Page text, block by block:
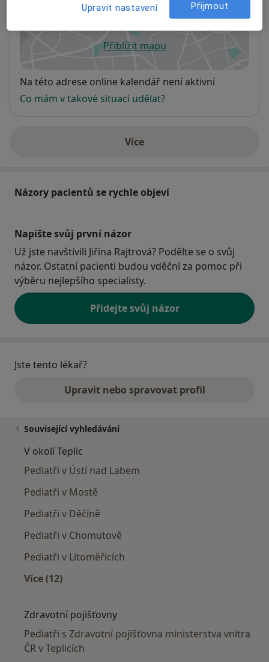
Přiblížit mapuse otevře v nové záložce
Dostupnost
Na této adrese online kalendář není aktivní
Co mám v takové situaci udělat?
Víceo adrese
Názory pacientů se rychle objeví
Napište svůj první názor
Už jste navštívili Jiřina Rajtrová? Podělte se o svůj
názor. Ostatní pacienti budou vděční za pomoc při
výběru nejlepšího specialisty.
Přidejte svůj názor
Jste tento lékař?
Upravit nebo spravovat profil
Související vyhledávání
V okolí Teplic
Pediatři v Ústí nad Labem
Pediatři v Mostě
Pediatři v Děčíně
Pediatři v Chomutově
Pediatři v Litoměřicích
Více (12)
Zdravotní pojišťovny
Pediatři s Zdravotní pojišťovna ministerstva vnitra
ČR v Teplicích
Upravit nastavení Přijmout